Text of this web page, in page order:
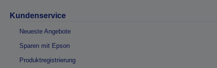
Kundenservice
Neueste Angebote
Sparen mit Epson
Produktregistrierung